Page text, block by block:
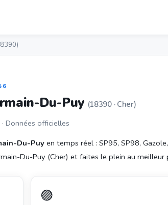
Du-Puy (18390 · Cher)
· Données officielles
Du-Puy en temps réel : SP95, SP98,
Du-Puy (Cher) et faites le plein au meilleur
🟣